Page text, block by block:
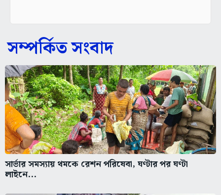
সম্পর্কিত সংবাদ
সার্ভার সমস্যায় থমকে রেশন পরিষেবা, ঘণ্টার পর ঘণ্টা
লাইনে...